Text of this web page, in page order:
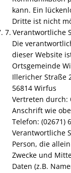
kann. Ein
Dritte ist nicht
Verantwortliche
Die
dieser Website
Ortsgemeinde
Illericher Straße
56814 Wirfus
Vertreten durch:
Anschrift wie
Telefon: (02671)
Verantwortliche
Person, die
Zwecke und
Daten (z.B.